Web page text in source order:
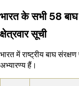
भारत के सभी 58
क्षेत्रवार सूची
भारत में राष्ट्रीय बाघ
अभ्यारण्य हैं।